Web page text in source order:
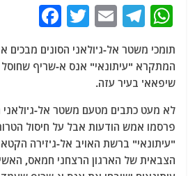
W
at
s
A
p
p
T
el
e
g
ra
m
E
m
ai
T
itt
c
e
b
o
o
תומכי משטר אל-ג'ולאני הסונים מבכים
המתקרא "עיתונאי" אנס א-שריף
שיפאא' בעיר עזה.
לא מעט כתבים מטעם משטר אל-ג'ולאני
פרסמו אמש הודעות אבל על חיסול
"עיתונאי" ברשת האויב אל-ג'זירה
הצבאית של הארגון הרצחני חמאס,